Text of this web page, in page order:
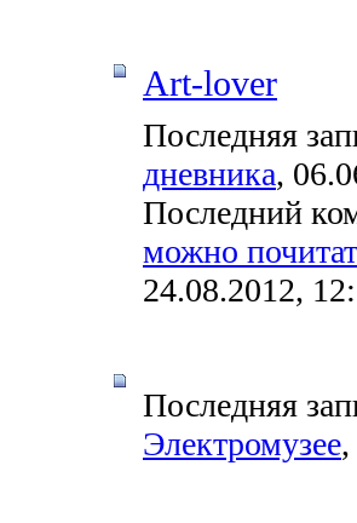
Art-lover
Последняя
дневника,
Последний
можно
24.08.2012,
Последняя
Электромузее